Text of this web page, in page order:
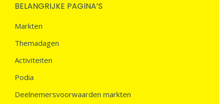
BELANGRIJKE PAGINA’S
Markten
Themadagen
Activiteiten
Podia
Deelnemersvoorwaarden markten